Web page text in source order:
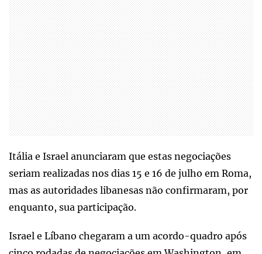
Itália e Israel anunciaram que estas negociações
seriam realizadas nos dias 15 e 16 de julho em Roma,
mas as autoridades libanesas não confirmaram, por
enquanto, sua participação.
Israel e Líbano chegaram a um acordo-quadro após